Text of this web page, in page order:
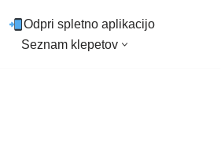
Odpri spletno aplikacijo
Seznam klepetov